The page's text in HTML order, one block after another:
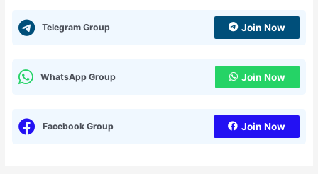
Telegram Group Join Now
WhatsApp Group Join Now
Facebook Group Join Now